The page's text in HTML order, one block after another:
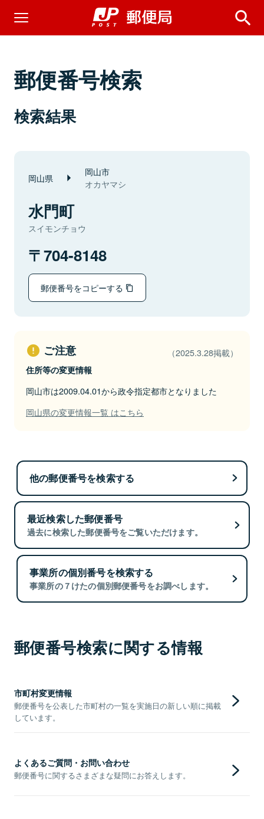
郵便番号検索
検索結果
岡山県 岡山市
オカヤマシ
水門町
スイモンチョウ
704-8148
郵便番号をコピーする
ご注意 （2025.3.28掲載）
住所等の変更情報
岡山市は2009.04.01から政令指定都市となりました
岡山県の変更情報一覧 はこちら
他の郵便番号を検索する
最近検索した郵便番号
過去に検索した郵便番号をご覧いただけます。
事業所の個別番号を検索する
事業所の７けたの個別郵便番号をお調べします。
郵便番号検索に関する情報
市町村変更情報
郵便番号を公表した市町村の一覧を実施日の新しい順に掲載
しています。
よくあるご質問・お問い合わせ
郵便番号に関するさまざまな疑問にお答えします。